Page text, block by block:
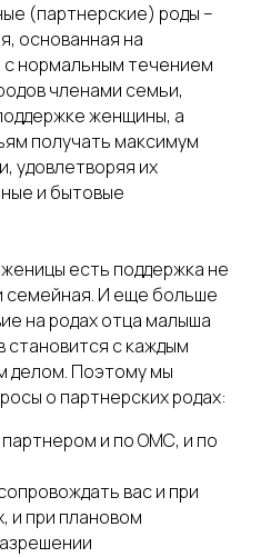
(партнерские) роды –
основанная на
нормальным течением
членами семьи,
женщины, а
получать максимум
удовлетворяя их
и бытовые
есть поддержка не
семейная. И еще больше
на родах отца малыша
становится с каждым
делом. Поэтому мы
о партнерских родах:
и по ОМС, и по
вас и при
и при плановом